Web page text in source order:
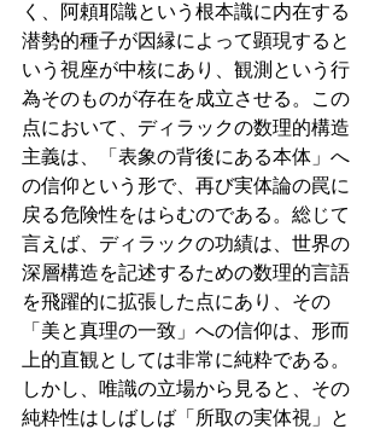
く、阿頼耶識という根本識に内在する
潜勢的種子が因縁によって顕現すると
いう視座が中核にあり、観測という行
為そのものが存在を成立させる。この
点において、ディラックの数理的構造
主義は、「表象の背後にある本体」へ
の信仰という形で、再び実体論の罠に
戻る危険性をはらむのである。総じて
言えば、ディラックの功績は、世界の
深層構造を記述するための数理的言語
を飛躍的に拡張した点にあり、その
「美と真理の一致」への信仰は、形而
上的直観としては非常に純粋である。
しかし、唯識の立場から見ると、その
純粋性はしばしば「所取の実体視」と